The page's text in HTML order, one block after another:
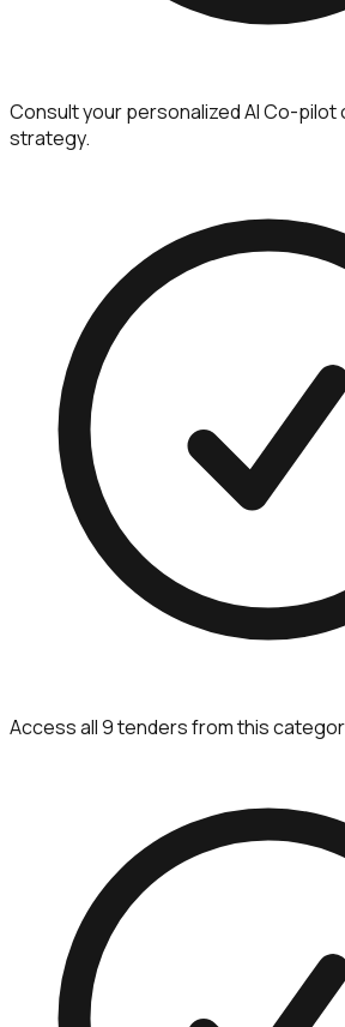
Consult your personalized AI Co-pilot
strategy.
Access all 9 tenders from this